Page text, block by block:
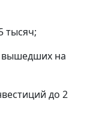
тысяч;
вышедших на
до 2